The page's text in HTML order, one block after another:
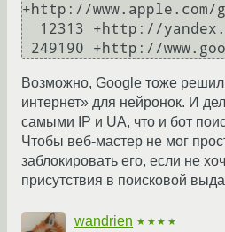
+http://www.apple.com/
Возможно, Google тоже решил
интернет» для нейронок. И
самыми IP и UA, что и бот
Чтобы веб-мастер не мог
заблокировать его, если не
присутствия в поисковой
wandrien ★★★★